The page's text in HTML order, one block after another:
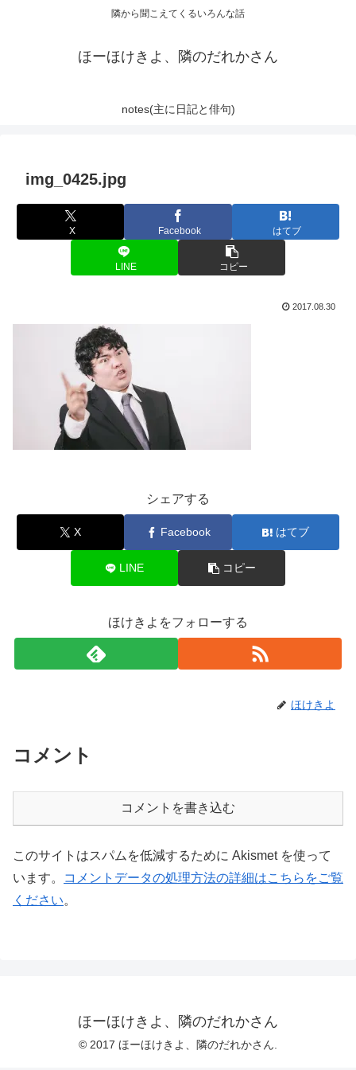
隣から聞こえてくるいろんな話
ほーほけきよ、隣のだれかさん
notes(主に日記と俳句)
img_0425.jpg
X Facebook はてブ
LINE コピー
2017.08.30
シェアする
X Facebook はてブ
LINE コピー
ほけきよをフォローする
ほけきよ
コメント
コメントを書き込む
このサイトはスパムを低減するために Akismet を使って
います。
コメントデータの処理方法の詳細はこちらをご覧
ください。
ほーほけきよ、隣のだれかさん
© 2017 ほーほけきよ、隣のだれかさん.